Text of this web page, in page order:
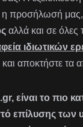
προσήλωσή μας,
αλλά και σε όλες
ιδιωτικών
και αποκτήστε τα
είναι το πιο
των